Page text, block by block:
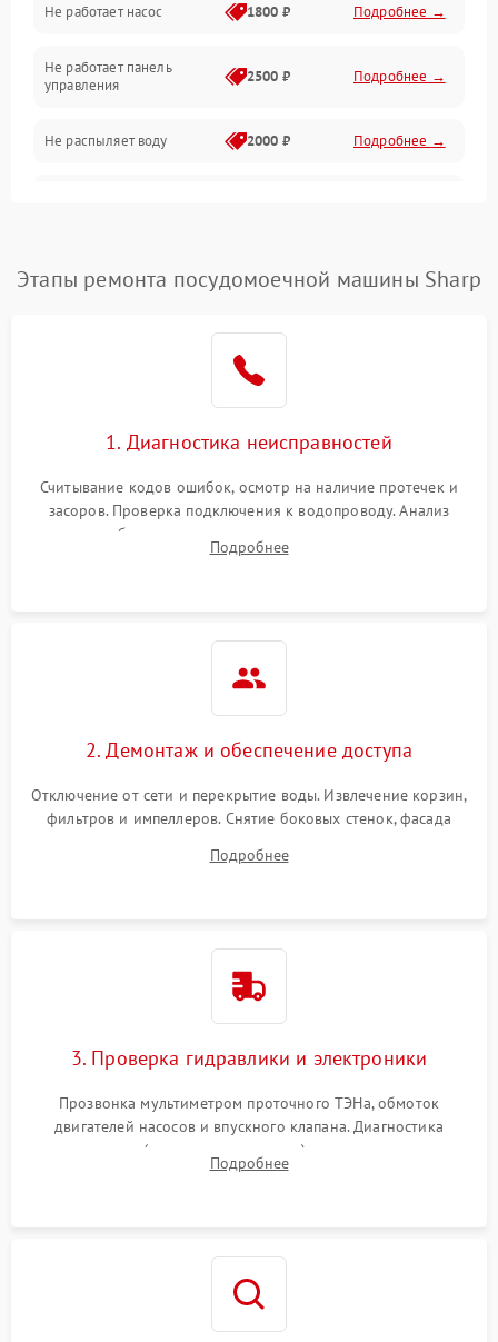
Вода
Гигиена
Программное обеспечение
Не работает насос 1800 ₽ Подробнее →
Не работает панель
управления
2500 ₽ Подробнее →
Не распыляет воду 2000 ₽ Подробнее →
воды
1800 ₽ Подробнее →
Проблемы с
Этапы ремонта посудомоечной машины Sharp
1. Диагностика неисправностей
Считывание кодов ошибок, осмотр на наличие протечек и
засоров. Проверка подключения к водопроводу. Анализ
жалоб на отсутствие слива, нагрева, вращения
разбрызгивателей или срабатывание системы защиты
Подробнее
2. Демонтаж и обеспечение доступа
Отключение от сети и перекрытие воды. Извлечение корзин,
фильтров и импеллеров. Снятие боковых стенок, фасада
циркуляционному насосу, ТЭНу и сливной помпе.
Подробнее
3. Проверка гидравлики и электроники
Прозвонка мультиметром проточного ТЭНа, обмоток
двигателей насосов и впускного клапана. Диагностика
прессостата (датчика уровня воды), датчика мутности,
концевика дверцы и электронного модуля управления.
Подробнее